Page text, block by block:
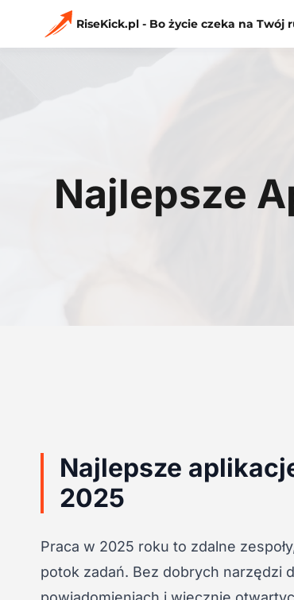
RiseKick.pl - Bo życie czeka na Twój
Najlepsze
Najlepsze
2025
Praca w 2025 roku to zdalne
potok zadań. Bez dobrych narzędzi